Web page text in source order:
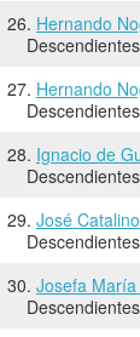
26. Hernando
27. Hernando
28. Ignacio de
29. José
30. Josefa